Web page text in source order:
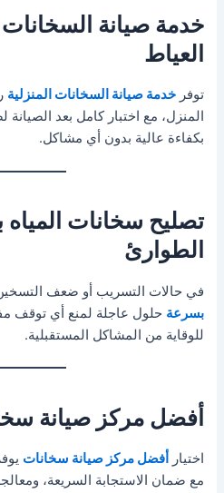
خدمة صيانة السخانات
العياط
توفرخدمة صيانة السخانات المنزلية
المنزل، مع اختبار كامل بعد
بكفاءة عالية بدون أي مشاكل.
تصليح سخانات
الطوارئ
في حالات التسريب أو ضعف
بسرعة حلول عاجلة لمنع أي توقف
للوقاية من المشاكل المستقبلية.
أفضل مركز صيانة
اختيار أفضل مركز صيانة سخانات
مع ضمان الاستجابة السريعة،